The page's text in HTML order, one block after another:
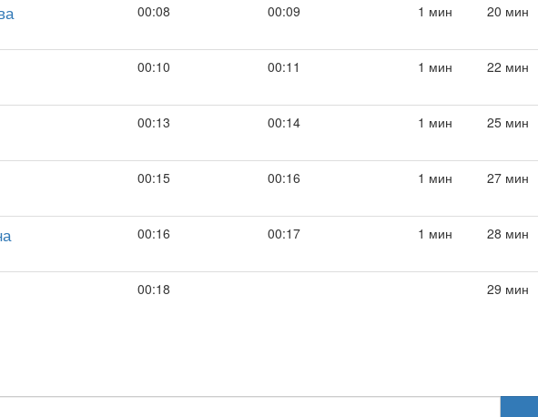
00:08 00:09 1 мин 20 мин
00:10 00:11 1 мин 22 мин
00:13 00:14 1 мин 25 мин
00:15 00:16 1 мин 27 мин
00:16 00:17 1 мин 28 мин
00:18 29 мин